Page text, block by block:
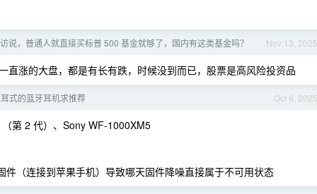
Nov 13, 2025
说，普通人就直接买标普 500 基金就够了，国内有这类基金吗？
直涨的大盘，都是有长有跌，时候没到而已，股票是高风险投资品
Oct 6, 2025
式的蓝牙耳机求推荐
第 2 代）、Sony WF-1000XM5
（连接到苹果手机）导致哪天固件降噪直接属于不可用状态